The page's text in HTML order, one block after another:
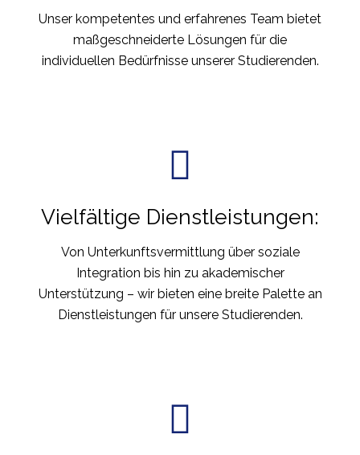
Unser kompetentes und erfahrenes Team bietet
maßgeschneiderte Lösungen für die
individuellen Bedürfnisse unserer Studierenden.
Vielfältige Dienstleistungen:
Von Unterkunftsvermittlung über soziale
Integration bis hin zu akademischer
Unterstützung – wir bieten eine breite Palette an
Dienstleistungen für unsere Studierenden.